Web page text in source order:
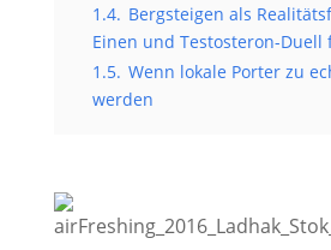
1.4. Bergsteigen als
Einen und Testosteron-
1.5. Wenn lokale Porter zu
werden